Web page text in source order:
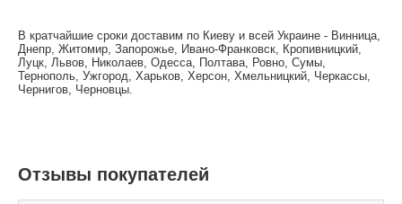
В кратчайшие сроки доставим по Киеву и всей Украине - Винница,
Днепр, Житомир, Запорожье, Ивано-Франковск, Кропивницкий,
Луцк, Львов, Николаев, Одесса, Полтава, Ровно, Сумы,
Тернополь, Ужгород, Харьков, Херсон, Хмельницкий, Черкассы,
Чернигов, Черновцы.
Отзывы покупателей